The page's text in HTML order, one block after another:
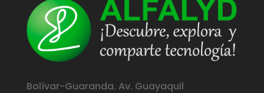
Bolívar-Guaranda. Av. Guayaquil